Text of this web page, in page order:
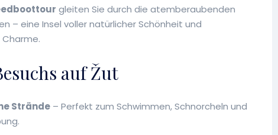
gleiten Sie durch die atemberaubenden
– eine Insel voller natürlicher Schönheit und
auf Žut
Strände – Perfekt zum Schwimmen, Schnorcheln und